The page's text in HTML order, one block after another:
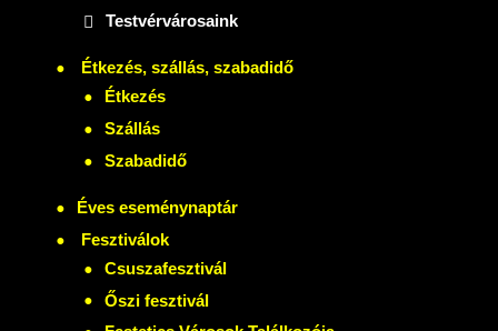
Testvérvárosaink
Étkezés, szállás, szabadidő
Étkezés
Szállás
Szabadidő
Éves eseménynaptár
Fesztiválok
Csuszafesztivál
Őszi fesztivál